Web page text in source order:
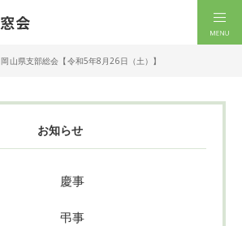
岡山県支部総会【令和5年8月26日（土）】
お知らせ
慶事
弔事